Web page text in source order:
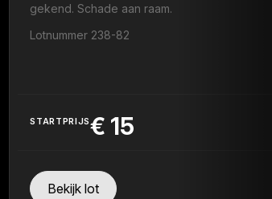
gekend. Schade aan raam.
Lotnummer 238-82
STARTPRIJS€ 15
Bekijk lot